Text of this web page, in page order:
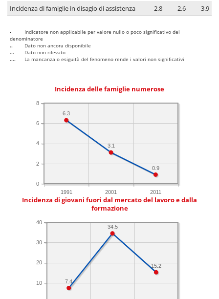
Incidenza di famiglie in disagio di assistenza 2.8 2.6 3.9
-
Indicatore non applicabile per valore nullo o poco significativo del
denominatore
..
Dato non ancora disponibile
...
Dato non rilevato
....
La mancanza o esiguità del fenomeno rende i valori non significativi
Incidenza delle famiglie numerose
1991 2001 2011
0
2
4
6
8
0.9
3.1
6.3
Incidenza di giovani fuori dal mercato del lavoro e dalla
formazione
10
20
30
40
15.2
34.5
7.4